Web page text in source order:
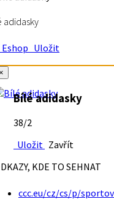
adidasky
Uložit
Bílé adidasky
38/2
Uložit Zavřít
KDE TO SEHNAT
ccc.eu/cz/cs/p/